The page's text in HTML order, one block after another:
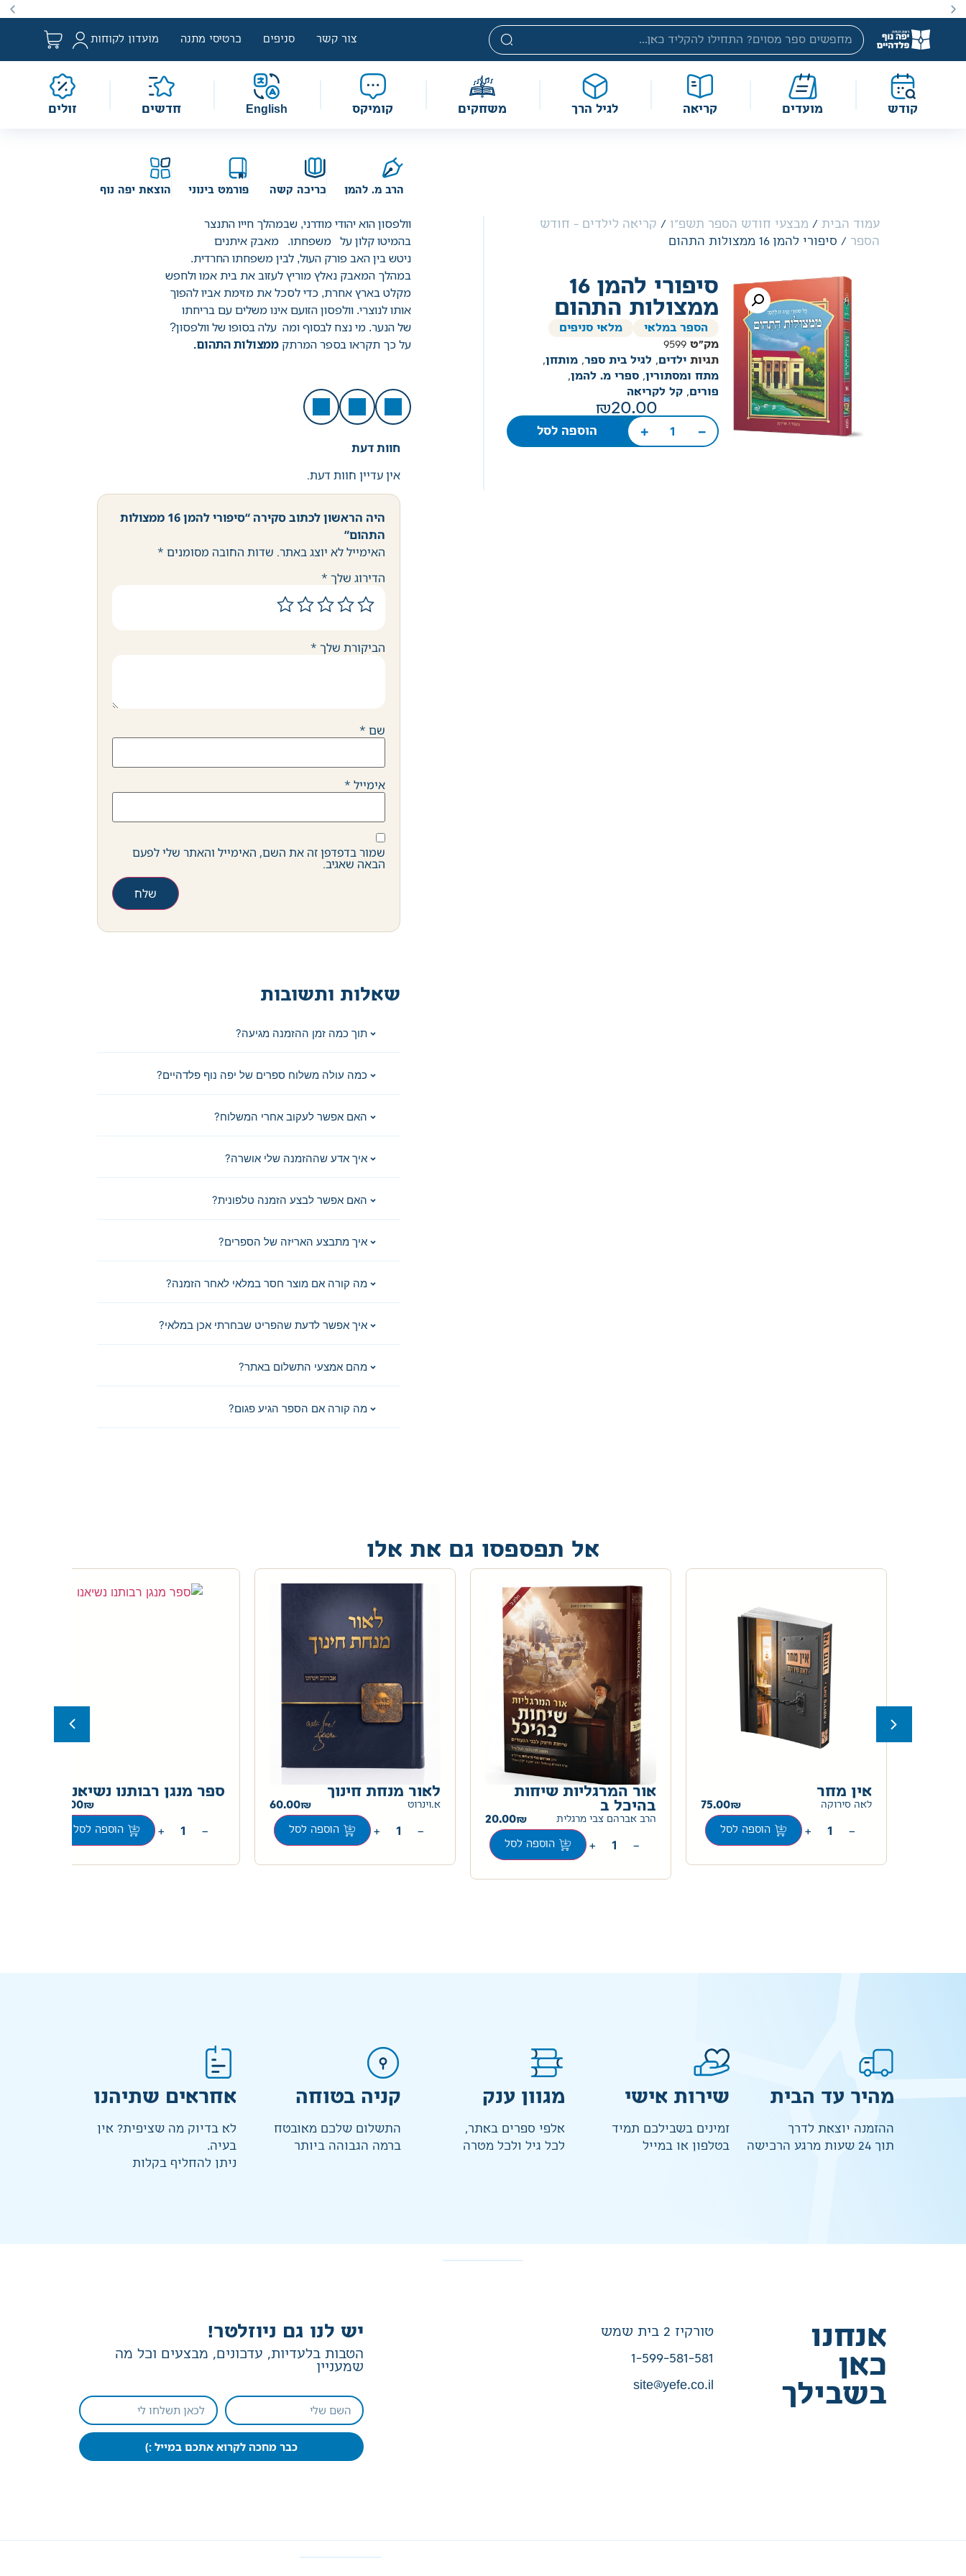
באתר מוצעים מוצרים במחירים נמוכים ומוזלים מהמחיר הקטלוגי. מחירים אלה ניתנים במסגרת מדיניות תמחור מוזלת, ואינם נחשבים למבצע לפי הגדרת החוק. מבצעים מתקיימים מעת לעת לתקופה
מוגבלת וע״פ התקנות.
צור קשר סניפים כרטיסי מתנה מועדון לקוחות
קודש מועדים קריאה לגיל הרך משחקים קומיקס English חדשים זולים
עמוד הבית / מבצעי חודש הספר תשפ"ו / קריאה לילדים - חודש
הספר / סיפורי להמן 16 ממצולות התהום
סיפורי להמן 16
ממצולות התהום
הספר במלאי
מלאי סניפים
מק"ט 9599
תגיות ילדים, לגיל בית ספר, מותחן,
מתח ומסתורין, ספרי מ. להמן,
פורים, קל לקריאה
20.00
−
+ הוספה לסל
הרב מ. להמן כריכה קשה פורמט בינוני הוצאת יפה נוף
וולפסון הוא יהודי מודרני, שבמהלך חייו התנצר
בהמיטו קלון על משפחתו. מאבק איתנים
ניטש בין האב פורק העול, לבין משפחתו החרדית.
במהלך המאבק נאלץ מוריץ לעזוב את בית אמו ולחפש
מקלט בארץ אחרת, כדי לסכל את מזימת אביו להפוך
אותו לנוצרי. וולפסון הזועם אינו משלים עם בריחתו
של הנער. מי נצח לבסוף ומה עלה בסופו של וולפסון?
על כך תקראו בספר המרתק ממצולות התהום.
חוות דעת
אין עדיין חוות דעת.
היה הראשון לכתוב סקירה “סיפורי להמן 16 ממצולות
התהום”
האימייל לא יוצג באתר. שדות החובה מסומנים *
הדירוג שלך *
הביקורת שלך *
שם *
אימייל *
שמור בדפדפן זה את השם, האימייל והאתר שלי לפעם
הבאה שאגיב.
שאלות ותשובות
תוך כמה זמן ההזמנה מגיעה?
כמה עולה משלוח ספרים של יפה נוף פלדהיים?
האם אפשר לעקוב אחרי המשלוח?
איך אדע שההזמנה שלי אושרה?
האם אפשר לבצע הזמנה טלפונית?
איך מתבצע האריזה של הספרים?
מה קורה אם מוצר חסר במלאי לאחר הזמנה?
איך אפשר לדעת שהפריט שבחרתי אכן במלאי?
מהם אמצעי התשלום באתר?
מה קורה אם הספר הגיע פגום?
אל תפספסו גם את אלו
אין מחר
לאה סירוקה 75.00
−
+ הוספה לסל
אור המרגליות שיחות
בהיכל ב
הרב אברהם צבי מרגלית 20.00
−
+ הוספה לסל
לאור מנחת חינוך
א.וינרוט 60.00
−
+ הוספה לסל
ספר מנגן רבותנו נשיאנו
79.00
−
+ הוספה לסל
מהיר עד הבית
ההזמנה יוצאת לדרך
תוך 24 שעות מרגע הרכישה
שירות אישי
זמינים בשבילכם תמיד
בטלפון או במייל
מגוון ענק
אלפי ספרים באתר,
לכל גיל ולכל מטרה
קניה בטוחה
התשלום שלכם מאובטח
ברמה הגבוהה ביותר
אחראים שתיהנו
לא בדיוק מה שציפית? אין
בעיה.
ניתן להחליף בקלות
אנחנו
כאן
בשבילך
טורקיז 2 בית שמש
1-599-581-581
site@yefe.co.il
יש לנו גם ניוזלטר!
הטבות בלעדיות, עדכונים, מבצעים וכל מה
שמעניין
כבר מחכה לקרוא אתכם במייל :)